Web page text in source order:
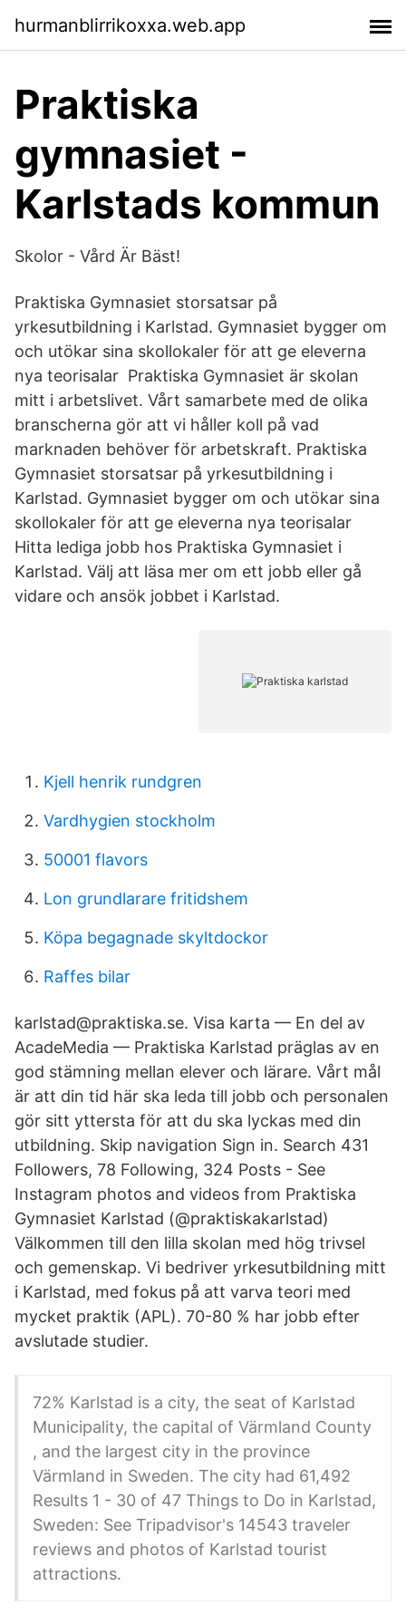
hurmanblirrikoxxa.web.app
Praktiska
gymnasiet -
Karlstads kommun
Skolor - Vård Är Bäst!
Praktiska Gymnasiet storsatsar på
yrkesutbildning i Karlstad. Gymnasiet bygger om
och utökar sina skollokaler för att ge eleverna
nya teorisalar Praktiska Gymnasiet är skolan
mitt i arbetslivet. Vårt samarbete med de olika
branscherna gör att vi håller koll på vad
marknaden behöver för arbetskraft. Praktiska
Gymnasiet storsatsar på yrkesutbildning i
Karlstad. Gymnasiet bygger om och utökar sina
skollokaler för att ge eleverna nya teorisalar
Hitta lediga jobb hos Praktiska Gymnasiet i
Karlstad. Välj att läsa mer om ett jobb eller gå
vidare och ansök jobbet i Karlstad.
Kjell henrik rundgren
Vardhygien stockholm
50001 flavors
Lon grundlarare fritidshem
Köpa begagnade skyltdockor
Raffes bilar
karlstad@praktiska.se. Visa karta — En del av
AcadeMedia — Praktiska Karlstad präglas av en
god stämning mellan elever och lärare. Vårt mål
är att din tid här ska leda till jobb och personalen
gör sitt yttersta för att du ska lyckas med din
utbildning. Skip navigation Sign in. Search 431
Followers, 78 Following, 324 Posts - See
Instagram photos and videos from Praktiska
Gymnasiet Karlstad (@praktiskakarlstad)
Välkommen till den lilla skolan med hög trivsel
och gemenskap. Vi bedriver yrkesutbildning mitt
i Karlstad, med fokus på att varva teori med
mycket praktik (APL). 70-80 % har jobb efter
avslutade studier.
72% Karlstad is a city, the seat of Karlstad
Municipality, the capital of Värmland County
, and the largest city in the province
Värmland in Sweden. The city had 61,492
Results 1 - 30 of 47 Things to Do in Karlstad,
Sweden: See Tripadvisor's 14543 traveler
reviews and photos of Karlstad tourist
attractions.